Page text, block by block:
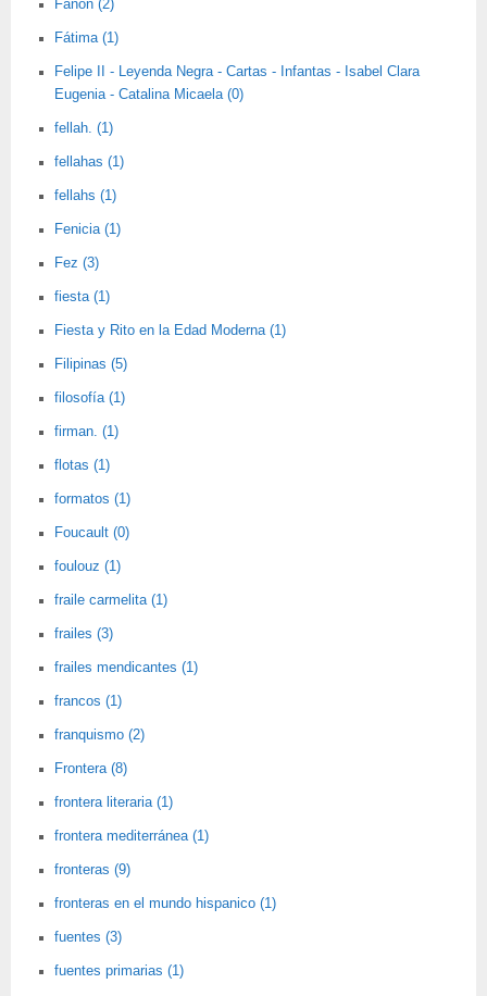
Fanon (2)
Fátima (1)
Felipe II - Leyenda Negra - Cartas - Infantas - Isabel Clara
Eugenia - Catalina Micaela (0)
fellah. (1)
fellahas (1)
fellahs (1)
Fenicia (1)
Fez (3)
fiesta (1)
Fiesta y Rito en la Edad Moderna (1)
Filipinas (5)
filosofía (1)
firman. (1)
flotas (1)
formatos (1)
Foucault (0)
foulouz (1)
fraile carmelita (1)
frailes (3)
frailes mendicantes (1)
francos (1)
franquismo (2)
Frontera (8)
frontera literaria (1)
frontera mediterránea (1)
fronteras (9)
fronteras en el mundo hispanico (1)
fuentes (3)
fuentes primarias (1)